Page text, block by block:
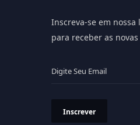
Inscreva-se em nossa
para receber as
Inscrever